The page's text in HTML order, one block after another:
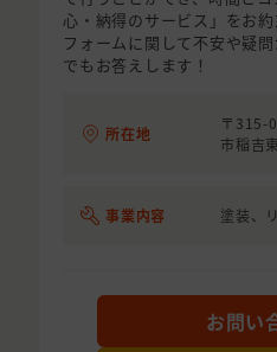
心・納得のサービス」をお
フォームに関して不安や疑
でもお答えします！
所在地
〒315-
市稲吉
事業内容 塗装、
お問い